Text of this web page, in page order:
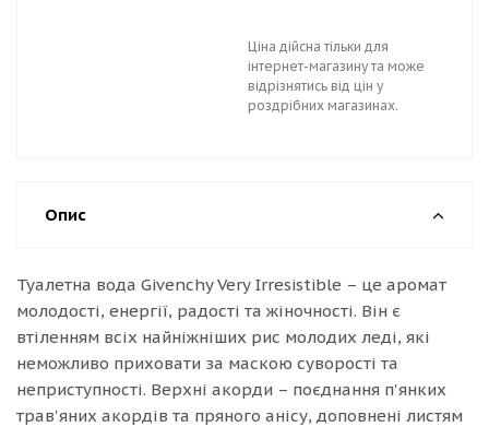
Ціна дійсна тільки для
інтернет-магазину та може
відрізнятись від цін у
роздрібних магазинах.
Опис
Туалетна вода Givenchy Very Irresistible – це аромат
молодості, енергії, радості та жіночності. Він є
втіленням всіх найніжніших рис молодих леді, які
неможливо приховати за маскою суворості та
неприступності. Верхні акорди – поєднання п'янких
трав'яних акордів та пряного анісу, доповнені листям